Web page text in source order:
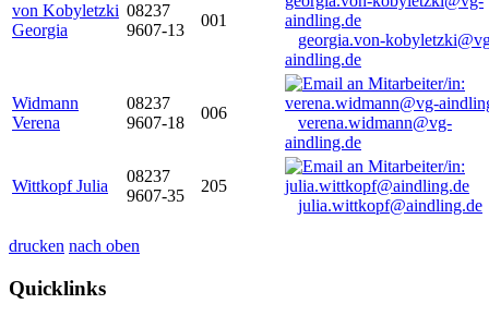
von Kobyletzki
Georgia
08237
9607-13
001
georgia.von-
aindling.de
Widmann
Verena
08237
9607-18
006
verena.widmann@vg-
aindling.de
Wittkopf Julia
08237
9607-35
205
julia.wittkopf@aindling.de
drucken nach oben
Quicklinks